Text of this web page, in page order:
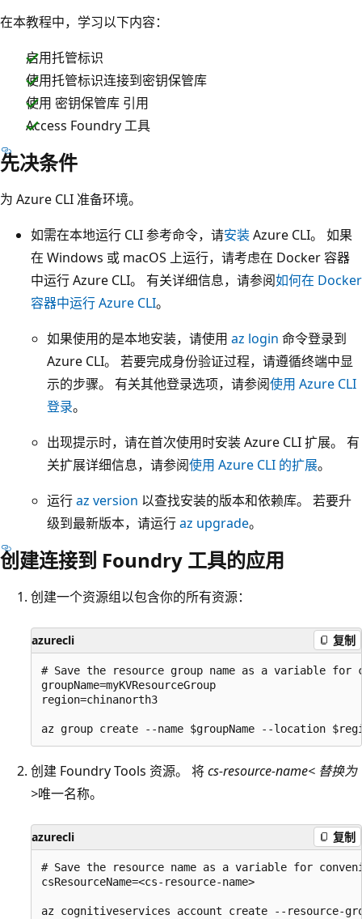
在本教程中，学习以下内容：
启用托管标识
使用托管标识连接到密钥保管库
使用 密钥保管库 引用
Access Foundry 工具
先决条件
为 Azure CLI 准备环境。
如需在本地运行 CLI 参考命令，请安装Azure CLI。 如果
在 Windows 或 macOS 上运行，请考虑在 Docker 容器
中运行 Azure CLI。 有关详细信息，请参阅如何在 Docker
容器中运行 Azure CLI。
如果使用的是本地安装，请使用 az login 命令登录到
Azure CLI。 若要完成身份验证过程，请遵循终端中显
示的步骤。 有关其他登录选项，请参阅使用 Azure CLI
登录。
出现提示时，请在首次使用时安装 Azure CLI 扩展。 有
关扩展详细信息，请参阅使用 Azure CLI 的扩展。
运行az version 以查找安装的版本和依赖库。 若要升
级到最新版本，请运行az upgrade。
创建连接到 Foundry 工具的应用
创建一个资源组以包含你的所有资源：
azurecli 复制
# Save the resource group name as a variable for
groupName=myKVResourceGroup
region=chinanorth3
创建 Foundry Tools 资源。 将cs-resource-name< 替换为
>唯一名称。
azurecli 复制
# Save the resource name as a variable for
csResourceName=<cs-resource-name>